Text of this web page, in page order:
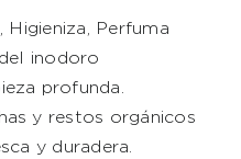
Higieniza, Perfuma
inodoro
profunda.
y restos orgánicos
y duradera.